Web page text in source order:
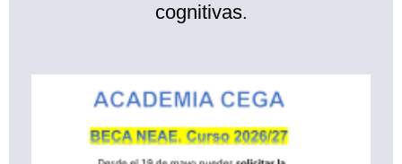
cognitivas.